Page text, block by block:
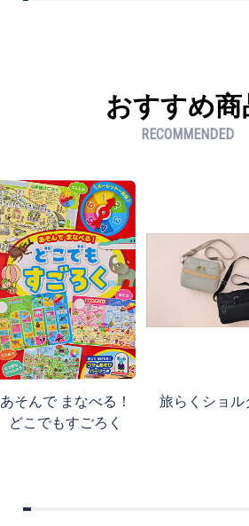
おすすめ商
RECOMMENDED
あそんで まなべる！
どこでもすごろく
旅らくショル